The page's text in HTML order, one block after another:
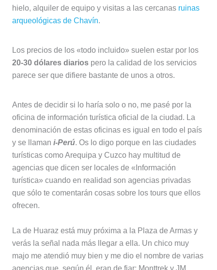
hielo, alquiler de equipo y visitas a las cercanas ruinas
arqueológicas de Chavín.
Los precios de los «todo incluido» suelen estar por los
20-30 dólares diariospero la calidad de los servicios
parece ser que difiere bastante de unos a otros.
Antes de decidir si lo haría solo o no, me pasé por la
oficina de información turística oficial de la ciudad. La
denominación de estas oficinas es igual en todo el país
y se llaman i-Perú. Os lo digo porque en las ciudades
turísticas como Arequipa y Cuzco hay multitud de
agencias que dicen ser locales de «Información
turística» cuando en realidad son agencias privadas
que sólo te comentarán cosas sobre los tours que ellos
ofrecen.
La de Huaraz está muy próxima a la Plaza de Armas y
verás la señal nada más llegar a ella. Un chico muy
majo me atendió muy bien y me dio el nombre de varias
agencias que, según él, eran de fiar: Monttrek y JM